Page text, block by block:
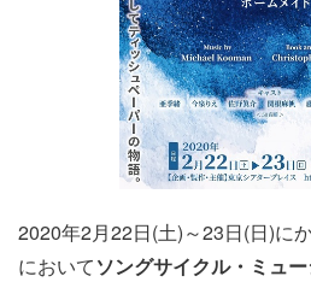
2020年2月22日(土)～23日(日)にか
においてソングサイクル・ミュ